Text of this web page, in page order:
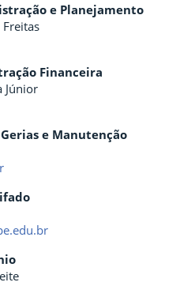
e Planejamento
Financeira
Júnior
e Manutenção